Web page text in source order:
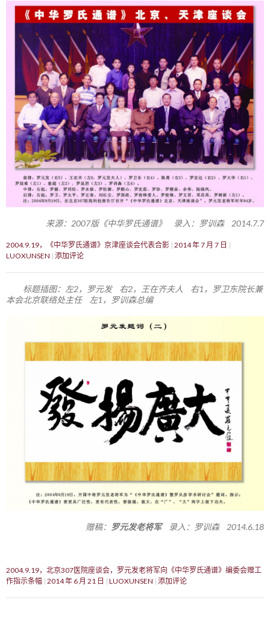
来源：2007版《中华罗氏通谱》 录入：罗训森 2014.7.7
2004.9.19，《中华罗氏通谱》京津座谈会代表合影 2014 年 7 月 7 日
LUOXUNSEN 添加评论
标题插图：左2，罗元发 右2，王在齐夫人 右1，罗卫东院长兼
本会北京联络处主任 左1，罗训森总编
赠稿： 罗元发老将军录入：罗训森 2014.6.18
2004.9.19，北京307医院座谈会，罗元发老将军向《中华罗氏通谱》编委会赠工
作指示条幅 2014 年 6 月 21 日 LUOXUNSEN 添加评论